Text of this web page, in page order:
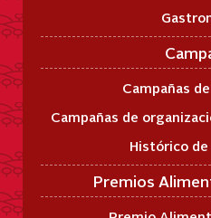
Campañas
Campañas de
Histórico de
Premios